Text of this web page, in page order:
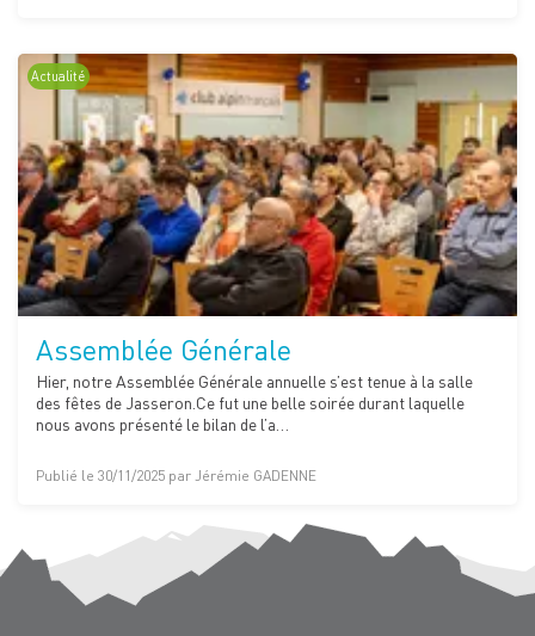
Actualité
Assemblée Générale
Hier, notre Assemblée Générale annuelle s’est tenue à la salle
des fêtes de Jasseron.Ce fut une belle soirée durant laquelle
nous avons présenté le bilan de l’a…
Publié le 30/11/2025 par Jérémie GADENNE